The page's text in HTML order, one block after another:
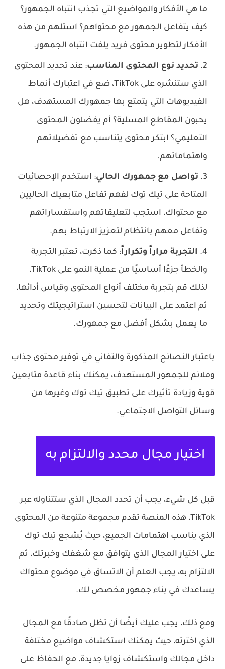
ما هي الأفكار والمواضيع التي تجذب انتباه الجمهور؟
كيف يتفاعل الجمهور مع محتواهم؟ استلهم من هذه
الأفكار لتطوير محتوى فريد يلفت انتباه الجمهور.
تحديد نوع المحتوى المناسب: عند تحديد المحتوى
الذي ستنشره على TikTok، ضع في اعتبارك أنماط
الفيديوهات التي يتمتع بها جمهورك المستهدف، هل
يحبون المقاطع المسلية؟ أم يفضلون المحتوى
التعليمي؟ ابتكر محتوى يتناسب مع تفضيلاتهم
واهتماماتهم.
تواصل مع جمهورك الحالي: استخدم الإحصائيات
المتاحة على تيك توك لفهم تفاعل متابعيك الحاليين
مع محتواك، استجب لتعليقاتهم واستفساراتهم
وتفاعل معهم بانتظام لتعزيز الارتباط بهم.
التجربة مراراً وتكراراً: كما ذكرت، تعتبر التجربة
والخطأ جزءًا أساسيًا من عملية النمو على TikTok،
لذلك قم بتجربة مختلف أنواع المحتوى وقياس أدائها،
ثم اعتمد على البيانات لتحسين استراتيجيتك وتحديد
ما يعمل بشكل أفضل مع جمهورك.
باعتبار النصائح المذكورة والتفاني في توفير محتوى جذاب
وملائم للجمهور المستهدف، يمكنك بناء قاعدة متابعين
قوية وزيادة تأثيرك على تطبيق تيك توك وغيرها من
وسائل التواصل الاجتماعي.
اختيار مجال محدد والالتزام به
قبل كل شيء، يجب أن تحدد المجال الذي ستتناوله عبر
TikTok، هذه المنصة تقدم مجموعة متنوعة من المحتوى
الذي يناسب اهتمامات الجميع، حيث يُشجع تيك توك
على اختيار المجال الذي يتوافق مع شغفك وخبرتك، ثم
الالتزام به، يجب العلم أن الاتساق في موضوع محتواك
يساعدك في بناء جمهور مخصص لك.
ومع ذلك، يجب عليك أيضًا أن تظل صادقًا مع المجال
الذي اخترته، حيث يمكنك استكشاف مواضيع مختلفة
داخل مجالك واستكشاف زوايا جديدة، مع الحفاظ على